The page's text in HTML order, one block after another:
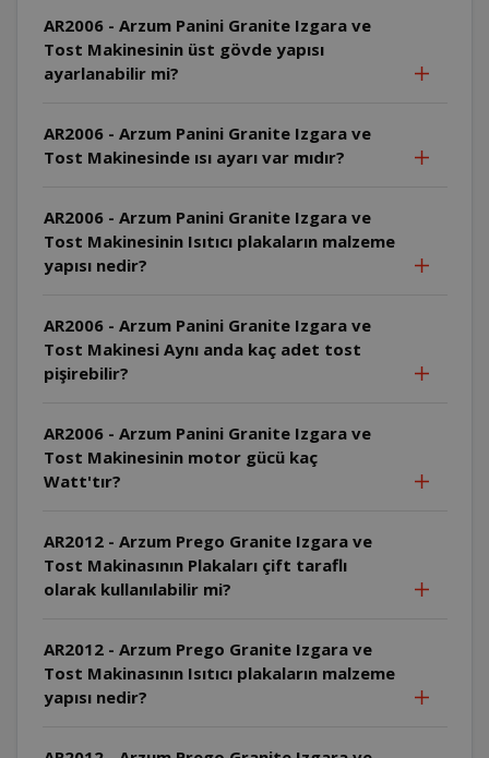
AR2006 - Arzum Panini Granite Izgara ve
Tost Makinesinin üst gövde yapısı
ayarlanabilir mi?
AR2006 - Arzum Panini Granite Izgara ve
Tost Makinesinde ısı ayarı var mıdır?
AR2006 - Arzum Panini Granite Izgara ve
Tost Makinesinin Isıtıcı plakaların malzeme
yapısı nedir?
AR2006 - Arzum Panini Granite Izgara ve
Tost Makinesi Aynı anda kaç adet tost
pişirebilir?
AR2006 - Arzum Panini Granite Izgara ve
Tost Makinesinin motor gücü kaç
Watt'tır?
AR2012 - Arzum Prego Granite Izgara ve
Tost Makinasının Plakaları çift taraflı
olarak kullanılabilir mi?
AR2012 - Arzum Prego Granite Izgara ve
Tost Makinasının Isıtıcı plakaların malzeme
yapısı nedir?